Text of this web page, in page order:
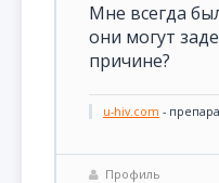
Мне всегда
они могут
причине?
u-hiv.com -
Профиль